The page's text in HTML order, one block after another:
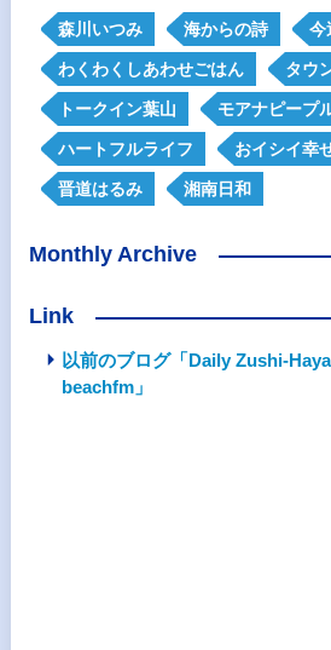
森川いつみ 海からの詩 今
わくわくしあわせごはん タウ
トークイン葉山 モアナピープ
ハートフルライフ おイシイ幸
晋道はるみ 湘南日和
Monthly Archive
Link
以前のブログ「Daily Zushi-
beachfm」